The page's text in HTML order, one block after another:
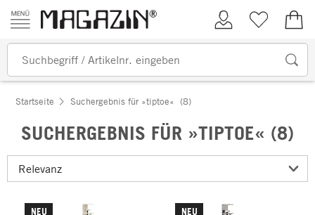
Zum Inhalt springen
Kundenkonto
Merkliste
Startseite Suchergebnis für »tiptoe« (8)
SUCHERGEBNIS FÜR »TIPTOE« (8)
NEU NEU